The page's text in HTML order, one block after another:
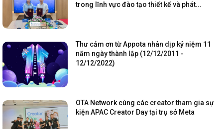
trong lĩnh vực đào tạo thiết kế và phát...
Thư cảm ơn từ Appota nhân dịp kỷ niệm 11
năm ngày thành lập (12/12/2011 -
12/12/2022)
OTA Network cùng các creator tham gia sự
kiện APAC Creator Day tại trụ sở Meta